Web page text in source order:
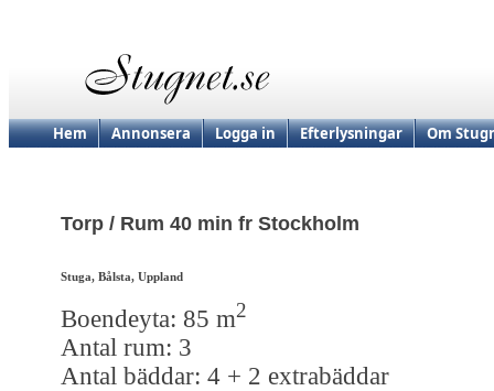
Hem Annonsera Logga in Efterlysningar Om
Torp / Rum 40 min fr Stockholm
Stuga, Bålsta, Uppland
Boendeyta: 85 m2
Antal rum: 3
Antal bäddar: 4 + 2 extrabäddar